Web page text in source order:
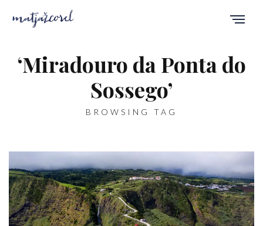
‘Miradouro da Ponta do
Sossego’
BROWSING TAG